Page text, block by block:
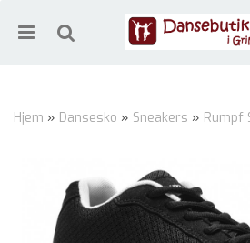
Hjem » Dansesko » Sneakers » Rumpf